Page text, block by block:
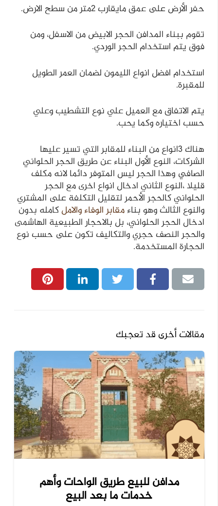
حفر الأرض على عمق مايقارب 2متر من سطح الارض.
تقوم ببناء المدافن الحجر الابيض من الاسفل، ومن
فوق يتم استخدام الحجر الوردي.
استخدام افضل انواع الليمون لضمان العمر الطويل
للمقبرة.
يتم الاتفاق مع العميل علي نوع التشطيب وعلي
حسب اختياره وكما يحب.
هناك 3انواع من البناء للمقابر التي تسير عليها
الشركات، النوع الأول البناء عن طريق الحجر الحلواني
الصافي وهذا الحجر ليس المتوفر دائما لانه مكلف
قليلا ،النوع الثاني ادخال انواع اخرى مع الحجر
الحلواني كالحجر الأحمر لتقليل التكلفة على المشتري
والنوع الثالث وهو بناءمقابر الوفاء والاملكامله بدون
ادخال الحجر الحلواني، بل بالاحجار الطبيعية الهاشمى
والحجر النصف حجري والتكاليف تكون على حسب نوع
الحجارة المستخدمة.
مقالات أخرى قد تعجبك
مدافن للبيع طريق الواحات وأهم
خدمات ما بعد البيع